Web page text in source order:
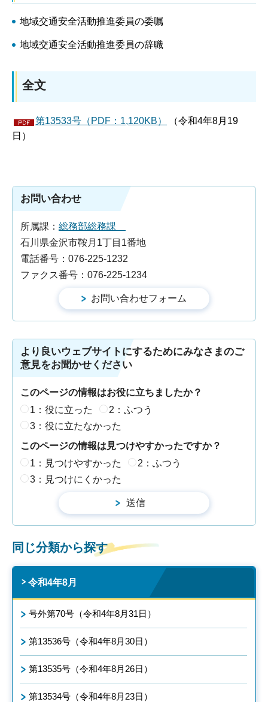
地域交通安全活動推進委員の委嘱
地域交通安全活動推進委員の辞職
全文
第13533号（PDF：1,120KB）
（令和4年8月19
日）
お問い合わせ
所属課： 総務部総務課
石川県金沢市鞍月1丁目1番地
電話番号：076-225-1232
ファクス番号：076-225-1234
より良いウェブサイトにするためにみなさまのご
意見をお聞かせください
このページの情報はお役に立ちましたか？
1：役に立った
2：ふつう
3：役に立たなかった
このページの情報は見つけやすかったですか？
1：見つけやすかった
2：ふつう
3：見つけにくかった
同じ分類から探す
令和4年8月
号外第70号（令和4年8月31日）
第13536号（令和4年8月30日）
第13535号（令和4年8月26日）
第13534号（令和4年8月23日）